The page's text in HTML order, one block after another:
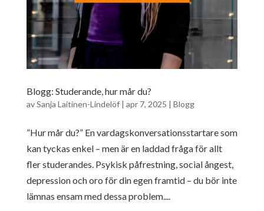
Blogg: Studerande, hur mår du?
avSanja Laitinen-Lindelöf| apr 7, 2025 | Blogg
”Hur mår du?” En vardagskonversationsstartare som
kan tyckas enkel – men är en laddad fråga för allt
fler studerandes. Psykisk påfrestning, social ångest,
depression och oro för din egen framtid – du bör inte
lämnas ensam med dessa problem....